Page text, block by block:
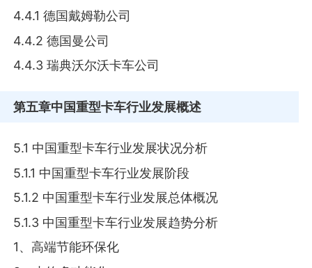
4.4.1 德国戴姆勒公司
4.4.2 德国曼公司
4.4.3 瑞典沃尔沃卡车公司
第五章中国重型卡车行业发展概述
5.1 中国重型卡车行业发展状况分析
5.1.1 中国重型卡车行业发展阶段
5.1.2 中国重型卡车行业发展总体概况
5.1.3 中国重型卡车行业发展趋势分析
1、高端节能环保化